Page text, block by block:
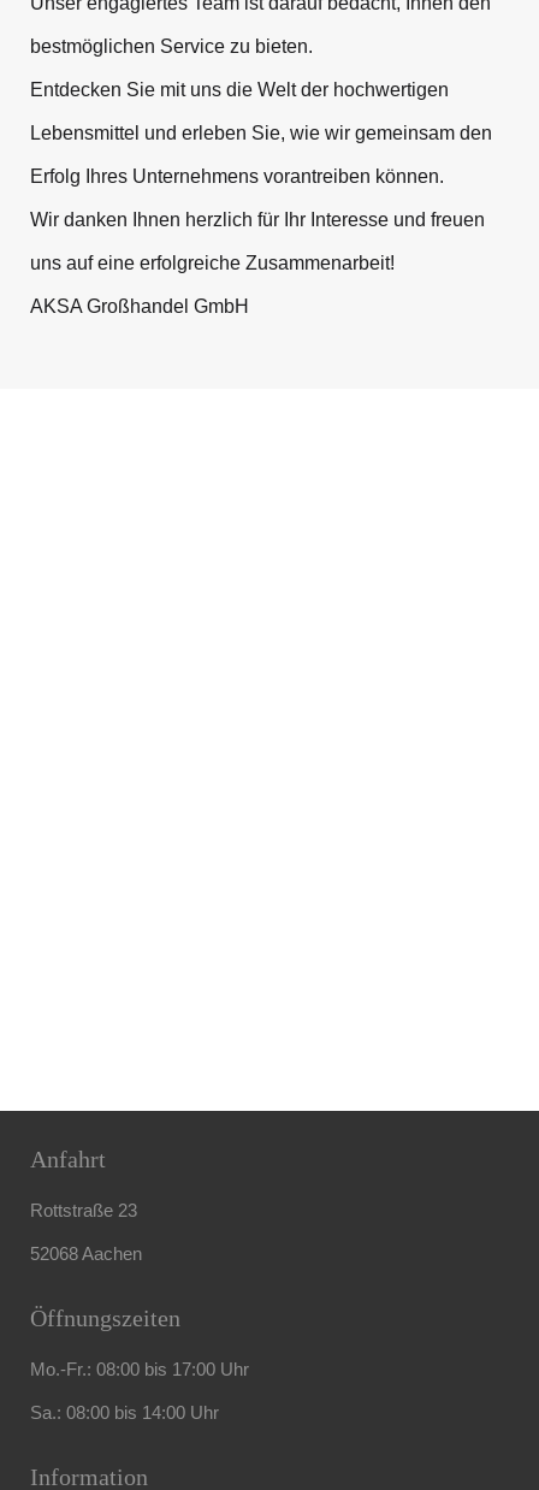
bestmöglichen Service zu bieten.
Entdecken Sie mit uns die Welt der hochwertigen
Lebensmittel und erleben Sie, wie wir gemeinsam den
Erfolg Ihres Unternehmens vorantreiben können.
Wir danken Ihnen herzlich für Ihr Interesse und freuen
uns auf eine erfolgreiche Zusammenarbeit!
AKSA Großhandel GmbH
Anfahrt
Rottstraße 23
52068 Aachen
Öffnungszeiten
Mo.-Fr.: 08:00 bis 17:00 Uhr
Sa.: 08:00 bis 14:00 Uhr
Information